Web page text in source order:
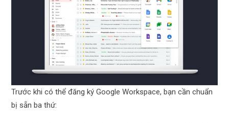
Trước khi có thể đăng ký Google Workspace, bạn cần chuẩn
bị sẵn ba thứ: